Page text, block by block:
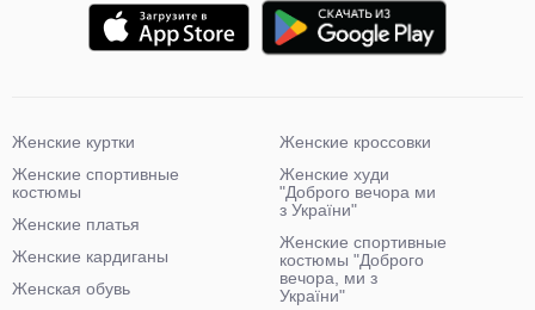
Женские куртки
Женские спортивные
костюмы
Женские платья
Женские кардиганы
Женская обувь
Женские кроссовки
Женские худи
"Доброго вечора ми
з України"
Женские спортивные
костюмы "Доброго
вечора, ми з
України"